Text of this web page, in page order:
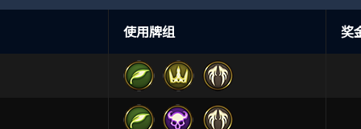
使用牌组 奖